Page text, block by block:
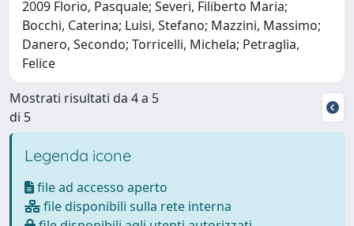
2009 Florio, Pasquale; Severi, Filiberto Maria;
Bocchi, Caterina; Luisi, Stefano; Mazzini, Massimo;
Danero, Secondo; Torricelli, Michela; Petraglia,
Felice
Mostrati risultati da 4 a 5
di 5
Legenda icone
file ad accesso aperto
file disponibili sulla rete interna